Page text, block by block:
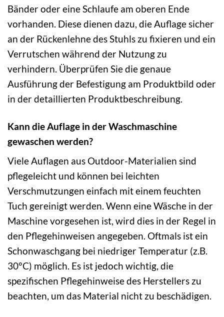
Bänder oder eine Schlaufe am oberen Ende
vorhanden. Diese dienen dazu, die Auflage sicher
an der Rückenlehne des Stuhls zu fixieren und ein
Verrutschen während der Nutzung zu
verhindern. Überprüfen Sie die genaue
Ausführung der Befestigung am Produktbild oder
in der detaillierten Produktbeschreibung.
Kann die Auflage in der Waschmaschine
gewaschen werden?
Viele Auflagen aus Outdoor-Materialien sind
pflegeleicht und können bei leichten
Verschmutzungen einfach mit einem feuchten
Tuch gereinigt werden. Wenn eine Wäsche in der
Maschine vorgesehen ist, wird dies in der Regel in
den Pflegehinweisen angegeben. Oftmals ist ein
Schonwaschgang bei niedriger Temperatur (z.B.
30°C) möglich. Es ist jedoch wichtig, die
spezifischen Pflegehinweise des Herstellers zu
beachten, um das Material nicht zu beschädigen.